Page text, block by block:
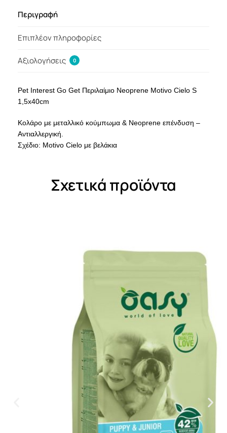
Περιγραφή
Επιπλέον πληροφορίες
Αξιολογήσεις 0
Pet Interest Go Get Περιλαίμιο Neoprene Motivo Cielo S
1,5x40cm
Kολάρο με μεταλλικό κούμπωμα & Neoprene επένδυση –
Αντιαλλεργική.
Σχέδιο: Motivo Cielo με βελάκια
Σχετικά προϊόντα